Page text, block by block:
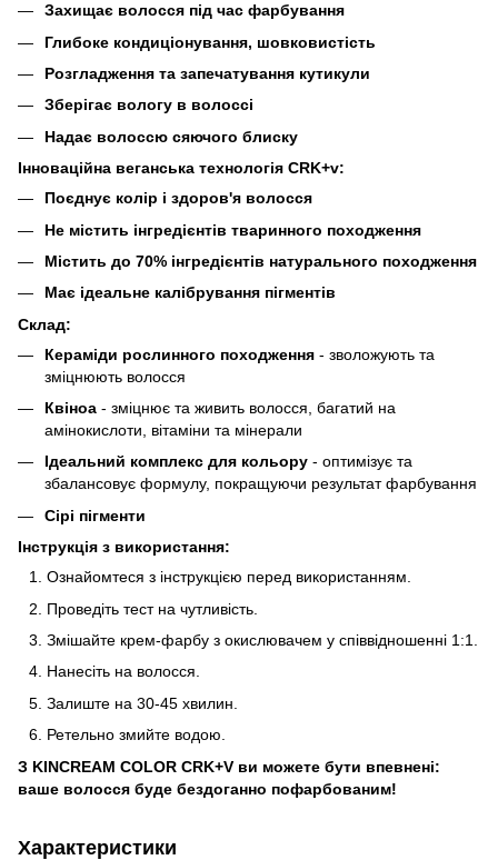
Захищає волосся під час фарбування
Глибоке кондиціонування, шовковистість
Розгладження та запечатування кутикули
Зберігає вологу в волоссі
Надає волоссю сяючого блиску
Інноваційна веганська технологія CRK+v:
Поєднує колір і здоров'я волосся
Не містить інгредієнтів тваринного походження
Містить до 70% інгредієнтів натурального походження
Має ідеальне калібрування пігментів
Склад:
Кераміди рослинного походження - зволожують та
зміцнюють волосся
Квіноа - зміцнює та живить волосся, багатий на
амінокислоти, вітаміни та мінерали
Ідеальний комплекс для кольору - оптимізує та
збалансовує формулу, покращуючи результат фарбування
Сірі пігменти
Інструкція з використання:
Ознайомтеся з інструкцією перед використанням.
Проведіть тест на чутливість.
Змішайте крем-фарбу з окислювачем у співвідношенні 1:1.
Нанесіть на волосся.
Залиште на 30-45 хвилин.
Ретельно змийте водою.
З KINCREAM COLOR CRK+V ви можете бути впевнені:
ваше волосся буде бездоганно пофарбованим!
Характеристики